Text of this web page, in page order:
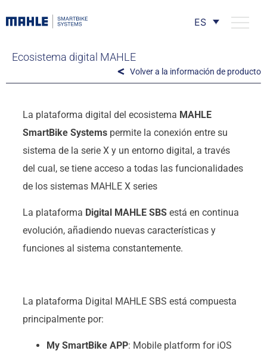
ES
Ecosistema digital MAHLE
Volver a la información de producto
La plataforma digital del ecosistema MAHLE
SmartBike Systemspermite la conexión entre su
sistema de la serie X y un entorno digital, a través
del cual, se tiene acceso a todas las funcionalidades
de los sistemas MAHLE X series
La plataforma Digital MAHLE SBSestá en continua
evolución, añadiendo nuevas características y
funciones al sistema constantemente.
La plataforma Digital MAHLE SBS está compuesta
principalmente por:
My SmartBike APP: Mobile platform for iOS